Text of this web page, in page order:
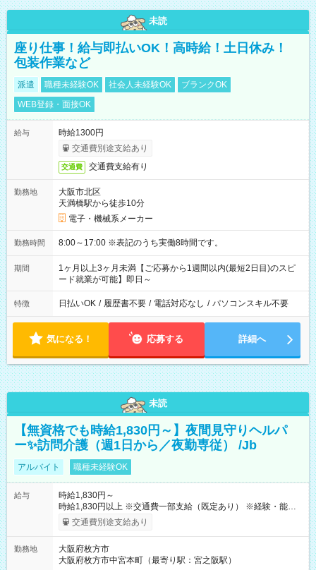
未読
座り仕事！給与即払いOK！高時給！土日休み！
包装作業など
派遣 職種未経験OK 社会人未経験OK
ブランクOK
WEB登録・面接OK
給与
時給1300円
交通費別途支給あり
交通費 交通費支給有り
勤務地
大阪市北区
天満橋駅から徒歩10分
電子・機械系メーカー
勤務時間 8:00～17:00 ※表記のうち実働8時間です。
期間
1ヶ月以上3ヶ月未満【ご応募から1週間以内(最短2日目)のスピ
ード就業が可能】即日～
特徴 日払いOK / 履歴書不要 / 電話対応なし / パソコンスキル不要
気になる！ 応募する 詳細へ
未読
【無資格でも時給1,830円～】夜間見守りヘルパ
ー✨訪問介護（週1日から／夜勤専従） /Jb
アルバイト 職種未経験OK
給与
時給1,830円～
時給1,830円以上 ※交通費一部支給（既定あり） ※経験・能力を
考慮して決定します 【収入例】 週1回勤務の場合：1,830円×8時
間×4回=5万8,560円 週3回勤務の場合：1,830円×8時間×12回
月 ※ 雇用形態と給与に、本採用時と異なる部分があります。 雇
用形態：本採用時と同じです。 給与：時給 1,610円以上
交通費別途支給あり
勤務地
大阪府枚方市
大阪府枚方市中宮本町（最寄り駅：宮之阪駅）